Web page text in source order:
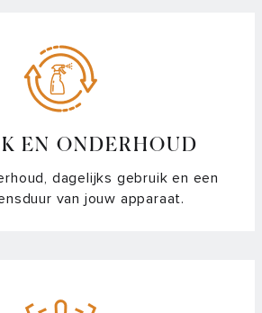
EN ONDERHOUD
dagelijks gebruik en een
van jouw apparaat.